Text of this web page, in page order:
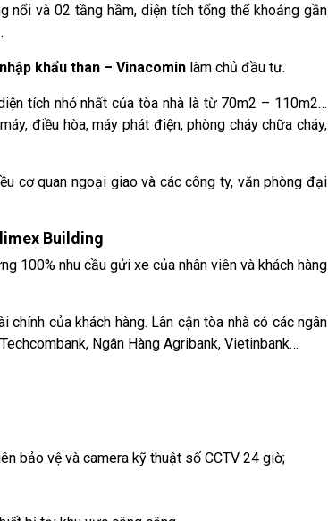
nổi và 02 tầng hầm, diện tích tổng thể khoảng gần
khẩu than – Vinacomin làm chủ đầu tư.
tích nhỏ nhất của tòa nhà là từ 70m2 – 110m2…
điều hòa, máy phát điện, phòng cháy chữa cháy,
cơ quan ngoại giao và các công ty, văn phòng đại
Building
100% nhu cầu gửi xe của nhân viên và khách hàng
của khách hàng. Lân cận tòa nhà có các ngân
Ngân Hàng Agribank, Vietinbank…
bảo vệ và camera kỹ thuật số CCTV 24 giờ;